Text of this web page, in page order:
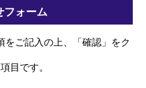
ォーム
をご記入の上、「確認」をク
目です。